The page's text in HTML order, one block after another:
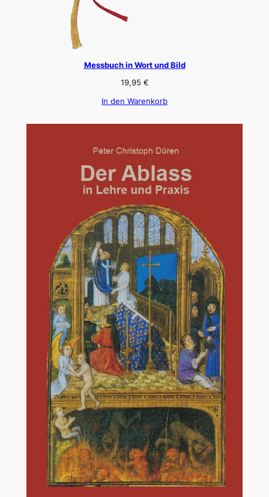
Messbuch in Wort und Bild
19,95 €
In den Warenkorb